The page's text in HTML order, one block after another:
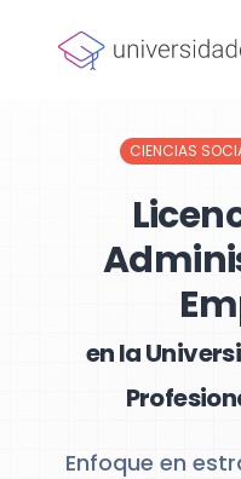
CIENCIAS
en la
Enfoque en